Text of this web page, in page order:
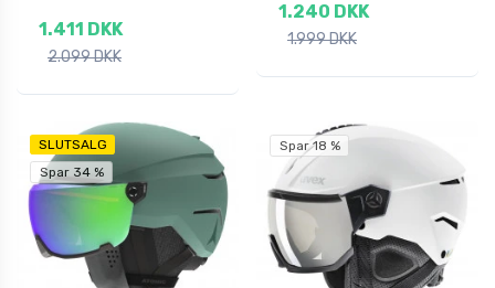
1.411 DKK
2.099 DKK
1.240 DKK
1.999 DKK
SLUTSALG
Spar 34 %
Spar 18 %